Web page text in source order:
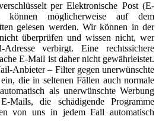
per Elektronische Post (E-
möglicherweise auf dem
gelesen werden. Wir können in der
überprüfen und wissen nicht, wer
verbirgt. Eine rechtssichere
E-Mail ist daher nicht gewährleistet.
Anbieter – Filter gegen unerwünschte
die in seltenen Fällen auch normale
als unerwünschte Werbung
Mails, die schädigende Programme
von uns in jedem Fall automatisch